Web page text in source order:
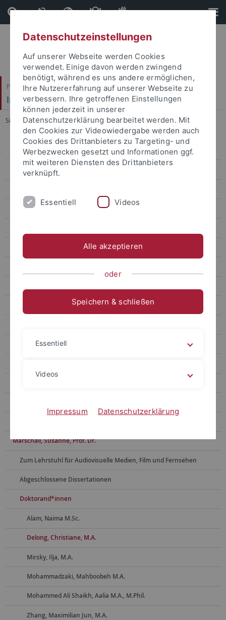
Direkt
zum
Inhalt
Direkt
zur
Fußleiste
Philosophische Fakultät
Institut für Medienwissenschaft
Sie sind hier: Startseite ... Delong, Christiane, M.A.
Atteneder, Helena, Dr.
Borchers, Nils S., PD Dr.
Eberhardt, Ute
Fischer, Julia Deborah, M.A.
Hägele, Ulrich, PD Dr.
Haverkämper, Lisa
Marschall, Susanne, Prof. Dr.
Zum Lehrstuhl für Audiovisuelle Medien, Film und Fernsehen
Abgeschlossene Dissertationen
Doktorand*innen
Alam, Naima M.Sc.
Delong, Christiane, M.A.
Mirsky, Ilja, M.A.
Mohammadzaki, Mahboobeh M.A.
Mohammed Ali Shaikh, Aalia M.A., M.Phil.
Zhang, Maximilian Jun, M.A.
Datenschutzeinstellungen
Auf unserer Webseite werden Cookies
verwendet. Einige davon werden zwingend
benötigt, während es uns andere ermöglichen,
Ihre Nutzererfahrung auf unserer Webseite zu
verbessern. Ihre getroffenen Einstellungen
können jederzeit in unserer
Datenschutzerklärung bearbeitet werden. Mit
den Cookies zur Videowiedergabe werden auch
Cookies des Drittanbieters zu Targeting- und
Werbezwecken gesetzt und Informationen ggf.
mit weiteren Diensten des Drittanbieters
verknüpft.
Essentiell Videos
Alle akzeptieren
oder
Speichern & schließen
Essentiell
Videos
Impressum Datenschutzerklärung